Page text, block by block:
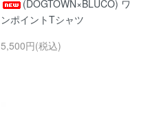
(DOGTOWN×BLUCO) ワ
ンポイントTシャツ
5,500円(税込)